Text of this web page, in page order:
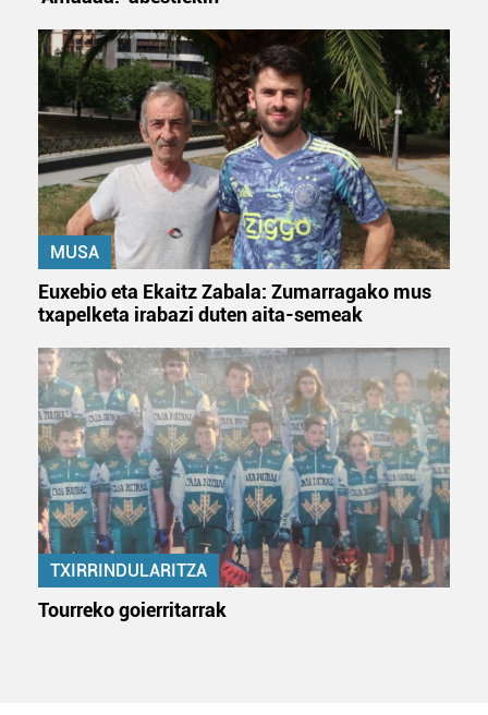
irakurri
MUSA
Euxebio eta Ekaitz Zabala: Zumarragako mus
txapelketa irabazi duten aita-semeak
TXIRRINDULARITZA
Tourreko goierritarrak